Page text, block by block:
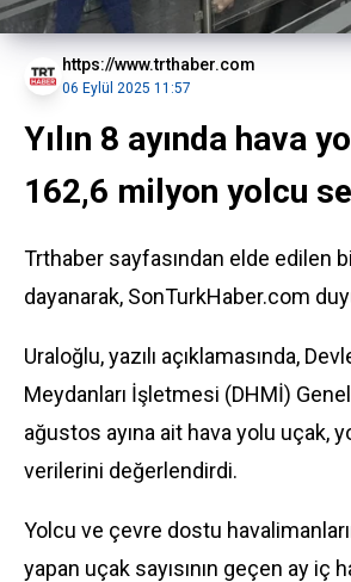
https://www.trthaber.com
06 Eylül 2025 11:57
Yılın 8 ayında hava
162,6 milyon yolcu
Trthaber sayfasından elde edilen
dayanarak, SonTurkHaber.com
Uraloğlu, yazılı açıklamasında,
Meydanları İşletmesi (DHMİ)
ağustos ayına ait hava yolu uçak,
verilerini değerlendirdi.
Yolcu ve çevre dostu
yapan uçak sayısının geçen ay iç